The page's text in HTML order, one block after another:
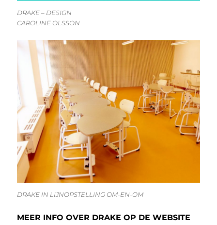
DRAKE – DESIGN
CAROLINE OLSSON
DRAKE IN LIJNOPSTELLING OM-EN-OM
MEER INFO OVER DRAKE OP DE WEBSITE